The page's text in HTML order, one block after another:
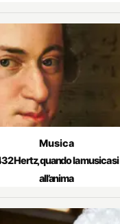
Musica
Hertz, quando la musica
all’anima